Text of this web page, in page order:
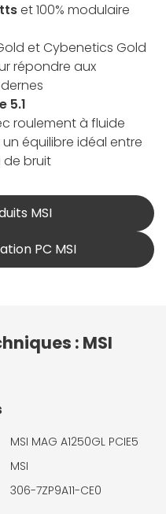
et 100% modulaire
et Cybenetics Gold
répondre aux
5.1
roulement à fluide
équilibre idéal entre
de bruit
MSI
PC MSI
: MSI
MSI MAG A1250GL PCIE5
MSI
306-7ZP9A11-CE0